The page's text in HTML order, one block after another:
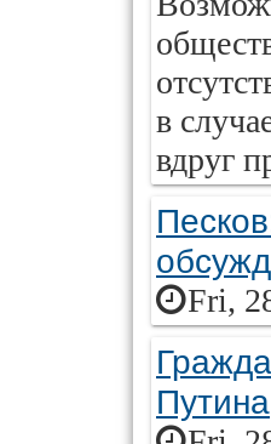
в
вдруг
Fri,
Путина